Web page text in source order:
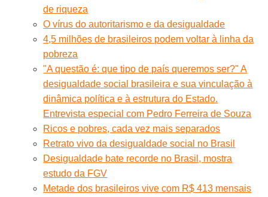
de riqueza
O vírus do autoritarismo e da desigualdade
4,5 milhões de brasileiros podem voltar à linha da
pobreza
"A questão é: que tipo de país queremos ser?" A
desigualdade social brasileira e sua vinculação à
dinâmica política e à estrutura do Estado.
Entrevista especial com Pedro Ferreira de Souza
Ricos e pobres, cada vez mais separados
Retrato vivo da desigualdade social no Brasil
Desigualdade bate recorde no Brasil, mostra
estudo da FGV
Metade dos brasileiros vive com R$ 413 mensais